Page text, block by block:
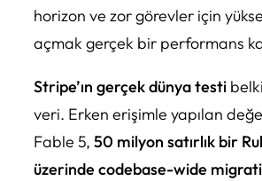
horizon ve zor görevler için
açmak gerçek bir performans
Stripe’ın gerçek dünya testi
veri. Erken erişimle yapılan
Fable 5, 50 milyon satırlık bir
üzerinde codebase-wide